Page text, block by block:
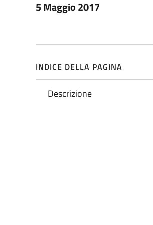
5 Maggio 2017
INDICE DELLA PAGINA
Descrizione